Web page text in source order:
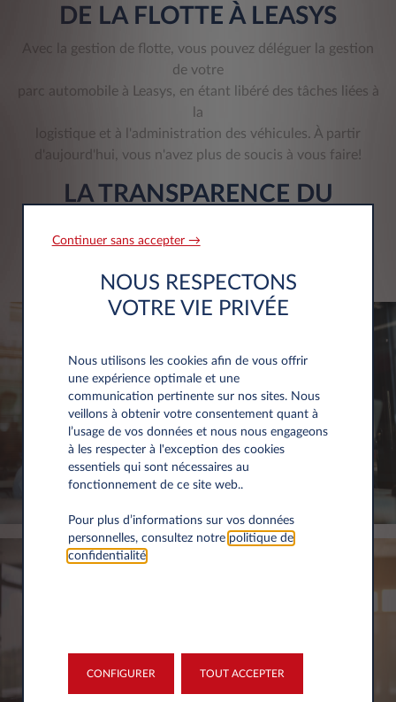
DE LA FLOTTE À LEASYS
Avec la gestion de flotte, vous pouvez déléguer la gestion
de votre
parc automobile à Leasys, en étant libéré des tâches liées à
la
logistique et à l'administration des véhicules. À partir
d'aujourd'hui, vous n'avez plus de soucis à vous faire!
LA TRANSPARENCE DU
de coûts supplémentaires à la fin du contrat.
Continuer sans accepter →
NOUS RESPECTONS
VOTRE VIE PRIVÉE
Nous utilisons les cookies afin de vous offrir
une expérience optimale et une
communication pertinente sur nos sites. Nous
veillons à obtenir votre consentement quant à
l’usage de vos données et nous nous engageons
à les respecter à l'exception des cookies
essentiels qui sont nécessaires au
fonctionnement de ce site web..
Pour plus d’informations sur vos données
personnelles, consultez notre politique de
confidentialité.
CONFIGURER TOUT ACCEPTER